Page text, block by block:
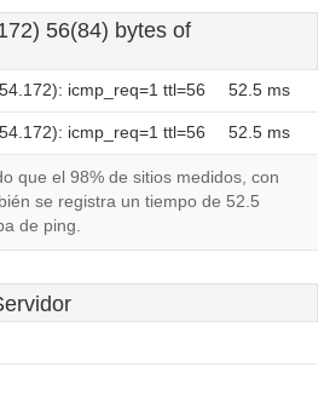
56(84) bytes of
icmp_req=1 ttl=56 52.5 ms
icmp_req=1 ttl=56 52.5 ms
que el 98% de sitios medidos, con
se registra un tiempo de 52.5
de ping.